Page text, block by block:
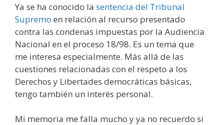
Ya se ha conocido la sentencia del Tribunal
Supremo en relación al recurso presentado
contra las condenas impuestas por la Audiencia
Nacional en el proceso 18/98. Es un tema que
me interesa especialmente. Más allá de las
cuestiones relacionadas con el respeto a los
Derechos y Libertades democráticas básicas,
tengo también un interés personal.
Mi memoria me falla mucho y ya no recuerdo si